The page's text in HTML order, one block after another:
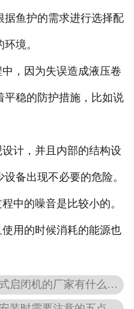
据鱼护的需求进行选择配
境。
，因为失误造成液压卷
稳的防护措施，比如说
计，并且内部的结构设
备出现不必要的危险。
的噪音是比较小的。
用的时候消耗的能源也
上一条：对生产河北卷扬式启闭机的厂家有什么要求